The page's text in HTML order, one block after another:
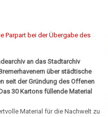
an das Stadtarchiv
über städtische
seit der Gründung des Offenen
30 Kartons füllende Material
Material für die Nachwelt zu